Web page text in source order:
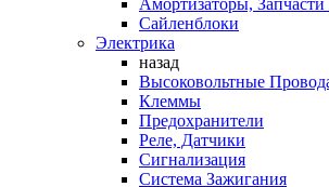
Амортизаторы,
Сайленблоки
Электрика
назад
Высоковольтные
Клеммы
Предохранители
Реле, Датчики
Сигнализация
Система Зажигания